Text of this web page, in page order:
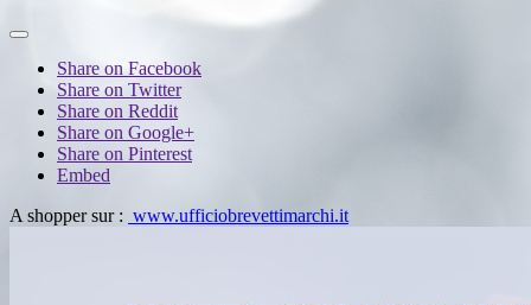
Share on Facebook
Share on Twitter
Share on Reddit
Share on Google+
Share on Pinterest
Embed
A shopper sur : www.ufficiobrevettimarchi.it